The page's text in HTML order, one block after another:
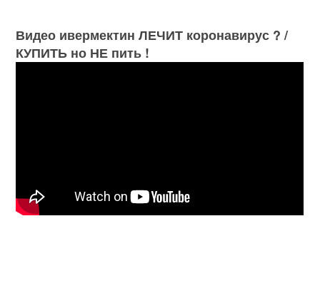
Видео ивермектин ЛЕЧИТ коронавирус ? /
КУПИТЬ но НЕ пить !